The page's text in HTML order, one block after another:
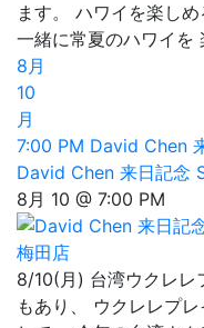
ます。 ハワイを楽し
一緒に常夏のハワイを
8月
10
月
7:00 PM David Chen
David Chen 来日記念
8月 10 @ 7:00 PM
8/10(月) 台湾ウクレレ
もあり、 ウクレレプ